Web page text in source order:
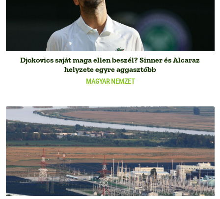
MAGYAR NEMZET
Djokovics saját maga ellen beszél? Sinner és Alcaraz
helyzete egyre aggasztóbb